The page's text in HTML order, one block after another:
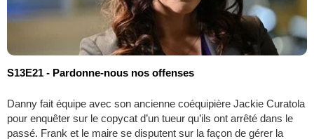
S13E21 - Pardonne-nous nos offenses
Danny fait équipe avec son ancienne coéquipière Jackie Curatola
pour enquêter sur le copycat d’un tueur qu’ils ont arrêté dans le
passé. Frank et le maire se disputent sur la façon de gérer la